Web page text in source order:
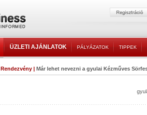
ÜZLETI AJÁNLATOK PÁLYÁZATOK TIPPEK
Rendezvény | Már lehet nevezni a gyulai Kézműves